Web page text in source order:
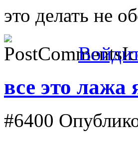
это делать не
все это лажа
#6400